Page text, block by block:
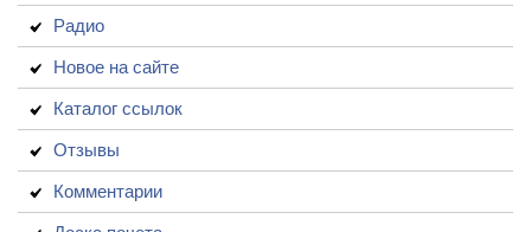
Радио
Новое на сайте
Каталог ссылок
Отзывы
Комментарии